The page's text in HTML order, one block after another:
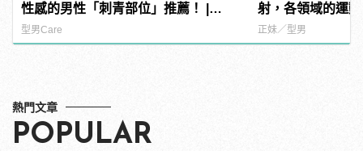
性感的男性「刺青部位」推薦！ |
manfashion這樣變型男
型男Care
射，各領域的運
正妹／型男
熱門文章
POPULAR